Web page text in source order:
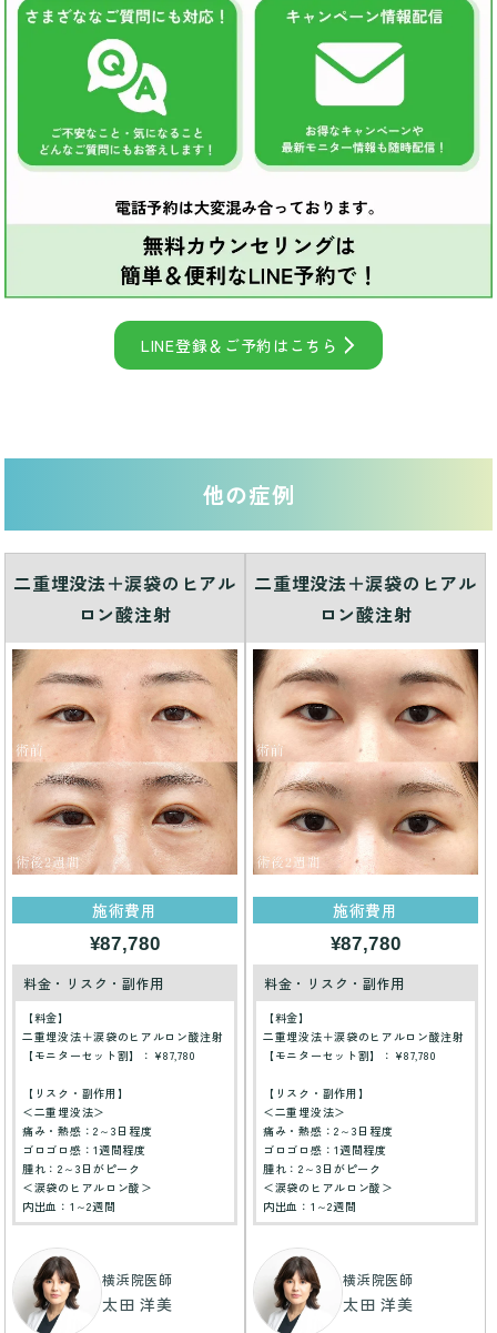
LINE登録＆ご予約はこちら
他の症例
二重埋没法＋涙袋のヒアル
ロン酸注射
施術費用
¥87,780
料金・リスク・副作用
【料金】
二重埋没法＋涙袋のヒアルロン酸注射
【モニターセット割】：¥87,780
【リスク・副作用】
＜二重埋没法＞
痛み・熱感：2～3日程度
ゴロゴロ感：1週間程度
腫れ：2～3日がピーク
＜涙袋のヒアルロン酸＞
内出血：1～2週間
横浜院医師
太田 洋美
二重埋没法＋涙袋のヒアル
ロン酸注射
施術費用
¥87,780
料金・リスク・副作用
【料金】
二重埋没法＋涙袋のヒアルロン酸注射
【モニターセット割】：¥87,780
【リスク・副作用】
＜二重埋没法＞
痛み・熱感：2～3日程度
ゴロゴロ感：1週間程度
腫れ：2～3日がピーク
＜涙袋のヒアルロン酸＞
内出血：1～2週間
横浜院医師
太田 洋美